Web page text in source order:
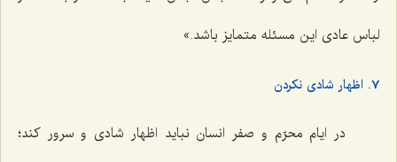
لباس عادی این مسئله متمایز باشد.»
7. اظهار شادی نکردن
در ایام محرّم و صفر انسان نباید اظهار شادی و سرور کند؛